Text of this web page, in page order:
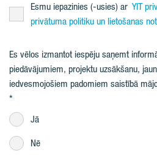
Esmu iepazinies (-usies) ar YIT
privātuma politiku un lietošanas
Es vēlos izmantot iespēju saņemt
piedāvājumiem, projektu uzsākšanu,
iedvesmojošiem padomiem saistībā
Jā
Nē